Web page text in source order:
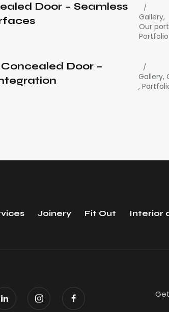
Gallery,
Our
Portfolio
Door – Seamless
Gallery,
,
Door –
Joinery Fit Out Interior